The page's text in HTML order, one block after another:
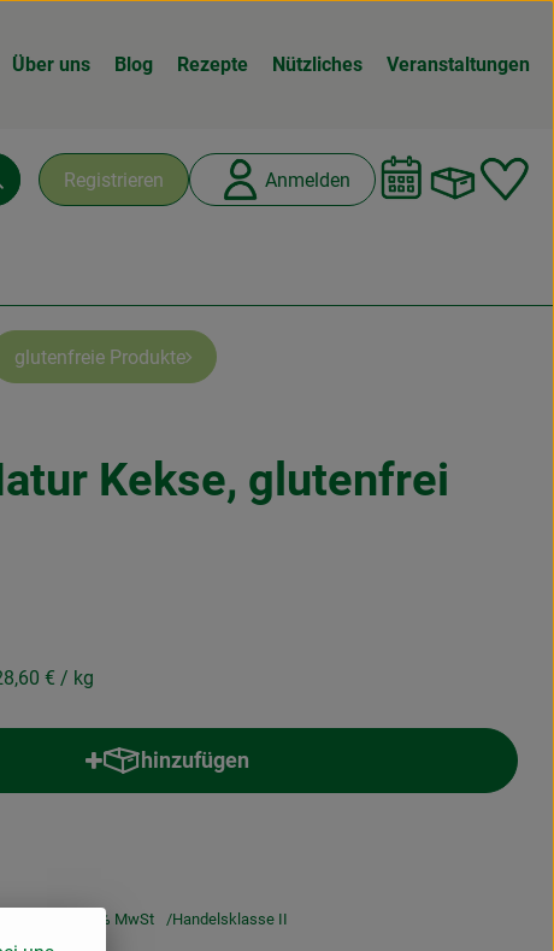
Über uns Blog Rezepte Nützliches Veranstaltungen
Registrieren Anmelden
glutenfreie Produkte
Kekse, glutenfrei
€ / kg
hinzufügen
Produkt zum Warenkorb hinzufügen
7% MwSt Handelsklasse II